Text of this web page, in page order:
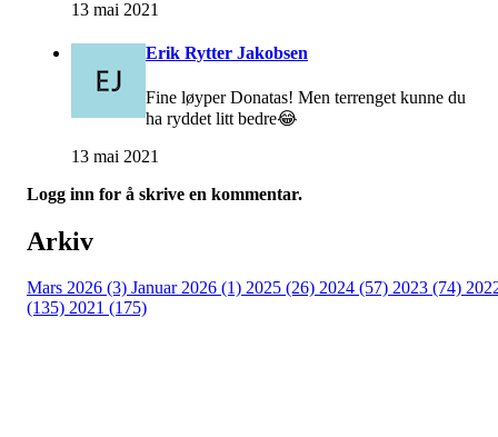
13 mai 2021
Erik Rytter Jakobsen
Fine løyper Donatas! Men terrenget kunne du
ha ryddet litt bedre😂
13 mai 2021
Logg inn for å skrive en kommentar.
Arkiv
Mars 2026 (3) Januar 2026 (1) 2025 (26) 2024 (57) 2023 (74)
(135) 2021 (175)